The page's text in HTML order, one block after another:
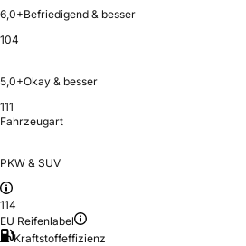
6,0+Befriedigend & besser
104
5,0+Okay & besser
111
Fahrzeugart
PKW & SUV
114
EU Reifenlabel
Kraftstoffeffizienz